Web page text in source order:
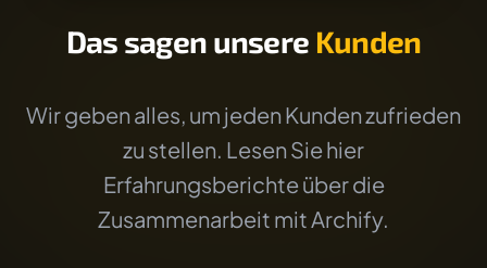
Das sagen unsere Kunden
Wir geben alles, um jeden Kunden zufrieden
zu stellen. Lesen Sie hier
Erfahrungsberichte über die
Zusammenarbeit mit Archify.